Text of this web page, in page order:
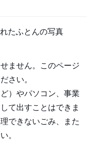
ません。このページ
さい。
）やパソコン、事業
て出すことはできま
できないごみ、また
。